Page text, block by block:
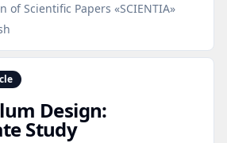
of Scientific Papers «SCIENTIA»
Design:
Study